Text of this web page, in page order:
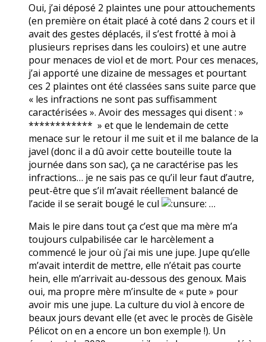
Oui, j’ai déposé 2 plaintes une pour attouchements
(en première on était placé à coté dans 2 cours et il
avait des gestes déplacés, il s’est frotté à moi à
plusieurs reprises dans les couloirs) et une autre
pour menaces de viol et de mort. Pour ces menaces,
j’ai apporté une dizaine de messages et pourtant
ces 2 plaintes ont été classées sans suite parce que
« les infractions ne sont pas suffisamment
caractérisées ». Avoir des messages qui disent : »
************ » et que le lendemain de cette
menace sur le retour il me suit et il me balance de la
javel (donc il a dû avoir cette bouteille toute la
journée dans son sac), ça ne caractérise pas les
infractions… je ne sais pas ce qu’il leur faut d’autre,
peut-être que s’il m’avait réellement balancé de
l’acide il se serait bougé le cul
…
Mais le pire dans tout ça c’est que ma mère m’a
toujours culpabilisée car le harcèlement a
commencé le jour où j’ai mis une jupe. Jupe qu’elle
m’avait interdit de mettre, elle n’était pas courte
hein, elle m’arrivait au-dessous des genoux. Mais
oui, ma propre mère m’insulte de « pute » pour
avoir mis une jupe. La culture du viol à encore de
beaux jours devant elle (et avec le procès de Gisèle
Pélicot on en a encore un bon exemple !). Un